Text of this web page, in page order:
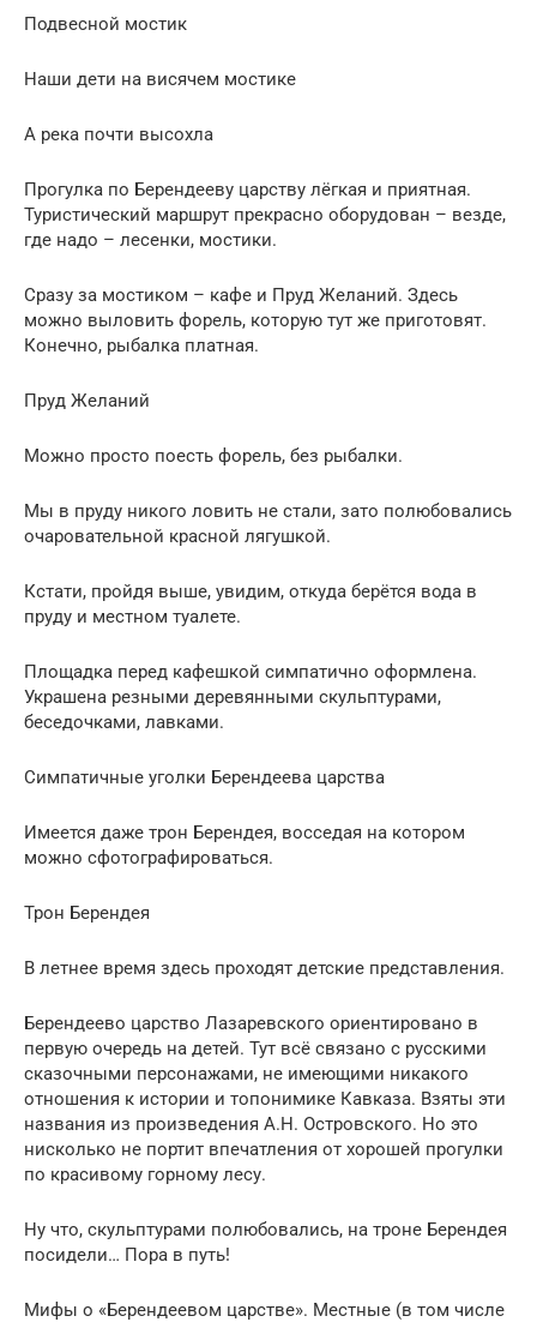
Подвесной мостик
Наши дети на висячем мостике
А река почти высохла
Прогулка по Берендееву царству лёгкая и приятная.
Туристический маршрут прекрасно оборудован – везде,
где надо – лесенки, мостики.
Сразу за мостиком – кафе и Пруд Желаний. Здесь
можно выловить форель, которую тут же приготовят.
Конечно, рыбалка платная.
Пруд Желаний
Можно просто поесть форель, без рыбалки.
Мы в пруду никого ловить не стали, зато полюбовались
очаровательной красной лягушкой.
Кстати, пройдя выше, увидим, откуда берётся вода в
пруду и местном туалете.
Площадка перед кафешкой симпатично оформлена.
Украшена резными деревянными скульптурами,
беседочками, лавками.
Симпатичные уголки Берендеева царства
Имеется даже трон Берендея, восседая на котором
можно сфотографироваться.
Трон Берендея
В летнее время здесь проходят детские представления.
Берендеево царство Лазаревского ориентировано в
первую очередь на детей. Тут всё связано с русскими
сказочными персонажами, не имеющими никакого
отношения к истории и топонимике Кавказа. Взяты эти
названия из произведения А.Н. Островского. Но это
нисколько не портит впечатления от хорошей прогулки
по красивому горному лесу.
Ну что, скульптурами полюбовались, на троне Берендея
посидели… Пора в путь!
Мифы о «Берендеевом царстве». Местные (в том числе